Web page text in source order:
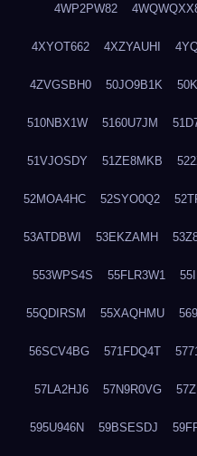
4WP2PW82
4XYOT662 4XZYAUHI
4ZVGSBH0 50JO9B1K
510NBX1W 5160U7JM
51VJOSDY 51ZE8MKB
52MOA4HC 52SYO0Q2
53ATDBWI 53EKZAMH
553WPS4S 55FLR3W1
55QDIRSM 55XAQHMU
56SCV4BG 571FDQ4T
57LA2HJ6 57N9R0VG
595U946N 59BSESDJ